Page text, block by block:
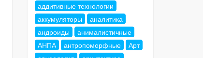
аддитивные технологии
аккумуляторы
аналитика
андроиды
анималистичные
АНПА
антропоморфные
Арт